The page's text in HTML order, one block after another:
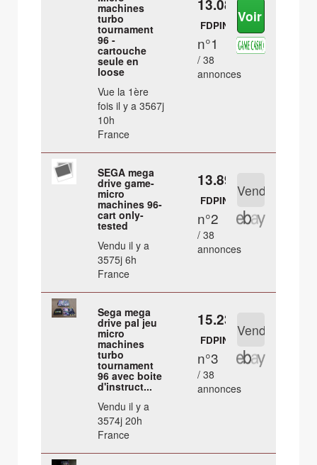
machines
turbo
tournament
96 -
cartouche
seule en
loose
Vue la 1ère
fois il y a 3567j
10h
France
13.08 €
FDPIN
n°1
/ 38
annonces
SEGA mega
drive game-
micro
machines 96-
cart only-
tested
Vendu il y a
3575j 6h
France
13.89 €
FDPIN
n°2
/ 38
annonces
Sega mega
drive pal jeu
micro
machines
turbo
tournament
96 avec boite
d'instruct...
Vendu il y a
3574j 20h
France
15.23 €
FDPIN
n°3
/ 38
annonces